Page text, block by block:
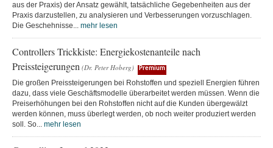
aus der Praxis) der Ansatz gewählt, tatsächliche Gegebenheiten aus der
Praxis darzustellen, zu analysieren und Verbesserungen vorzuschlagen.
Die Geschehnisse... mehr lesen
Controllers Trickkiste: Energiekostenanteile nach
Preissteigerungen (Dr. Peter Hoberg) Premium
Die großen Preissteigerungen bei Rohstoffen und speziell Energien führen
dazu, dass viele Geschäftsmodelle überarbeitet werden müssen. Wenn die
Preiserhöhungen bei den Rohstoffen nicht auf die Kunden übergewälzt
werden können, muss überlegt werden, ob noch weiter produziert werden
soll. So... mehr lesen